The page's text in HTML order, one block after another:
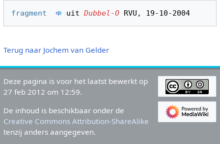
fragment uit Dubbel-O
Terug naar Jochem van Gelder
Deze pagina is voor het laatst bewerkt op
27 feb 2012 om 12:59.
De inhoud is beschikbaar onder de
Creative Commons Attribution-ShareAlike
tenzij anders aangegeven.